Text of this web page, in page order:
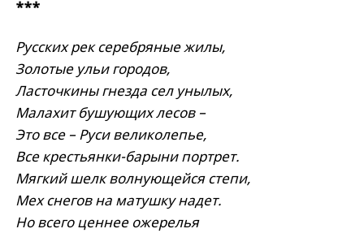
***
Русских рек серебряные жилы,
Золотые ульи городов,
Ласточкины гнезда сел унылых,
Малахит бушующих лесов –
Это все – Руси великолепье,
Все крестьянки-барыни портрет.
Мягкий шелк волнующейся степи,
Мех снегов на матушку надет.
Но всего ценнее ожерелья